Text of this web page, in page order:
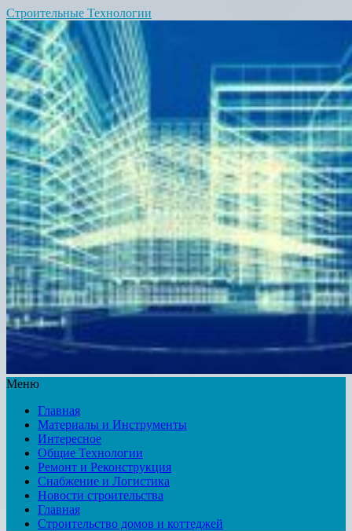
Строительные Технологии
Меню
Главная
Материалы и Инструменты
Интересное
Общие Технологии
Ремонт и Реконструкция
Снабжение и Логистика
Новости строительства
Главная
Строительство домов и коттеджей